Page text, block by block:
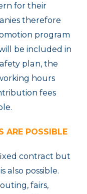
for their
therefore
program
be included in
plan, the
hours
fees
ARE POSSIBLE
contract but
is also possible.
, fairs,